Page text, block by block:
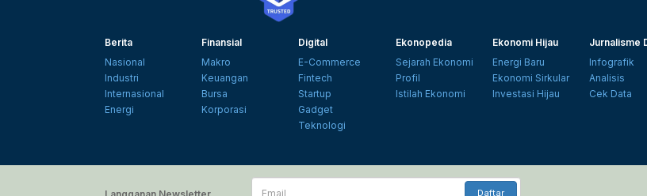
Berita
Nasional
Industri
Internasional
Energi
Finansial
Makro
Keuangan
Bursa
Korporasi
Digital
E-Commerce
Fintech
Startup
Gadget
Teknologi
Ekonopedia
Sejarah Ekonomi
Profil
Istilah Ekonomi
Ekonomi Hijau
Energi Baru
Ekonomi Sirkular
Investasi Hijau
Jurnalisme
Infografik
Analisis
Cek Data
Email
Daftar